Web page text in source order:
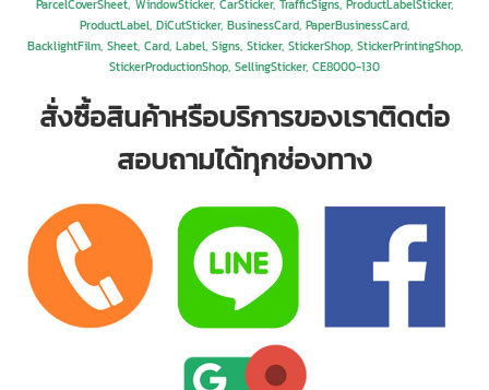
ParcelCoverSheet, WindowSticker, CarSticker, TrafficSigns, ProductLabelSticker,
ProductLabel, DiCutSticker, BusinessCard, PaperBusinessCard,
BacklightFilm, Sheet, Card, Label, Signs, Sticker, StickerShop, StickerPrintingShop,
StickerProductionShop, SellingSticker, CE8000-130
สั่งซื้อสินค้าหรือบริการของเราติดต่อ
สอบถามได้ทุกช่องทาง